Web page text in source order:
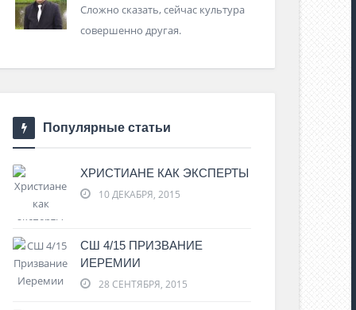
Сложно сказать, сейчас культура
совершенно другая.
Популярные статьи
ХРИСТИАНЕ КАК ЭКСПЕРТЫ
10 ДЕКАБРЯ, 2015
СШ 4/15 ПРИЗВАНИЕ
ИЕРЕМИИ
28 СЕНТЯБРЯ, 2015